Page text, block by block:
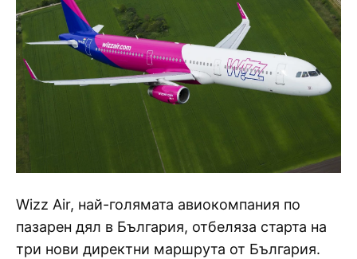
Wizz Air, най-голямата авиокомпания по
пазарен дял в България, отбеляза старта на
три нови директни маршрута от България.